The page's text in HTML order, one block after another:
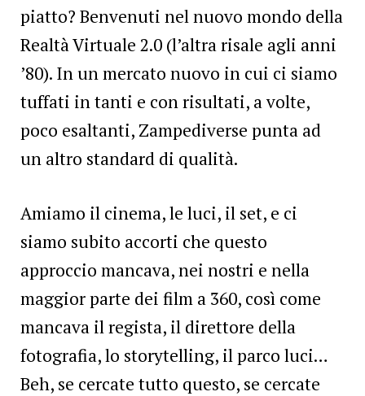
piatto? Benvenuti nel nuovo mondo della
Realtà Virtuale 2.0 (l’altra risale agli anni
’80). In un mercato nuovo in cui ci siamo
tuffati in tanti e con risultati, a volte,
poco esaltanti, Zampediverse punta ad
un altro standard di qualità.
Amiamo il cinema, le luci, il set, e ci
siamo subito accorti che questo
approccio mancava, nei nostri e nella
maggior parte dei film a 360, così come
mancava il regista, il direttore della
fotografia, lo storytelling, il parco luci…
Beh, se cercate tutto questo, se cercate